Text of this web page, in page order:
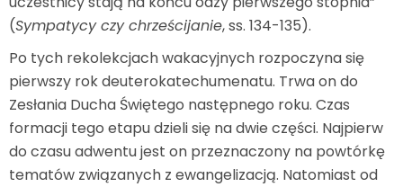
(Sympatycy czy chrześcijanie, ss. 134-135).
Po tych rekolekcjach wakacyjnych rozpoczyna się
pierwszy rok deuterokatechumenatu. Trwa on do
Zesłania Ducha Świętego następnego roku. Czas
formacji tego etapu dzieli się na dwie części. Najpierw
do czasu adwentu jest on przeznaczony na powtórkę
tematów związanych z ewangelizacją. Natomiast od